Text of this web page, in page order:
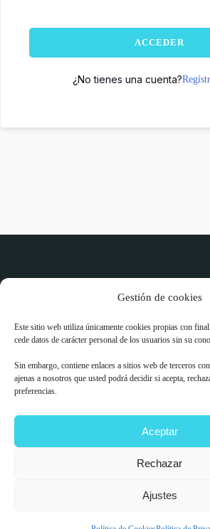
Gestión de cookies
Este sitio web utiliza únicamente cookies propias con
cede datos de carácter personal de los usuarios sin su
Sin embargo, contiene enlaces a sitios web de terceros
ajenas a nosotros que usted podrá decidir si acepta,
preferencias.
Aceptar
Rechazar
Ajustes
ACCEDER
¿No tienes una cuenta?
Aviso Legal y Política de
Política de Devoluciones